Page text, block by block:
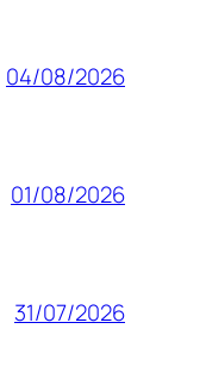
04/08/2026
01/08/2026
31/07/2026